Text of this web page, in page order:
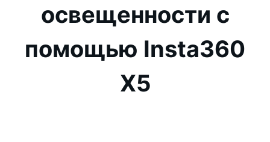
освещенности с
помощью Insta360
X5